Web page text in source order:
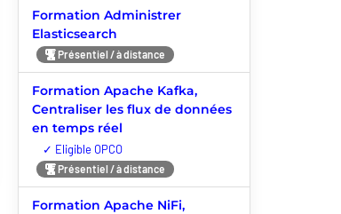
Formation Administrer
Elasticsearch
Présentiel / à distance
Formation Apache Kafka,
Centraliser les flux de données
en temps réel
Présentiel / à distance
Formation Apache NiFi,